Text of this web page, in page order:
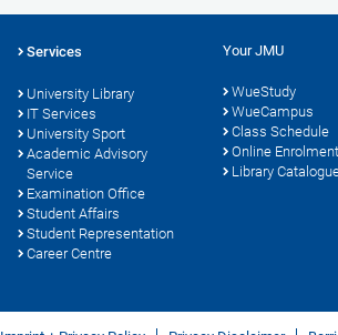
Services
University Library
IT Services
University Sport
Academic Advisory
Service
Examination Office
Student Affairs
Student Representation
Career Centre
Your JMU
WueStudy
WueCampus
Class Schedule
Online Enrolment
Library